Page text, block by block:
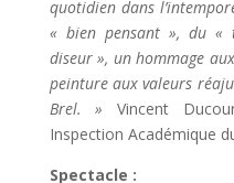
quotidien dans
« bien pensant », du
diseur », un hommage
peinture aux valeurs
Brel. »Vincent
Inspection Académique
Spectacle :